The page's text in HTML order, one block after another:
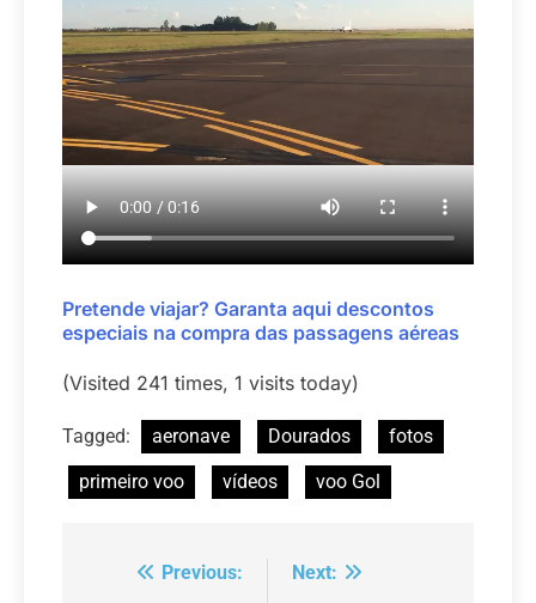
Pretende viajar? Garanta aqui descontos
especiais na compra das passagens aéreas
(Visited 241 times, 1 visits today)
Tagged: aeronave Dourados
fotos
primeiro voo
vídeos voo Gol
Navegação
Previous:
Next: